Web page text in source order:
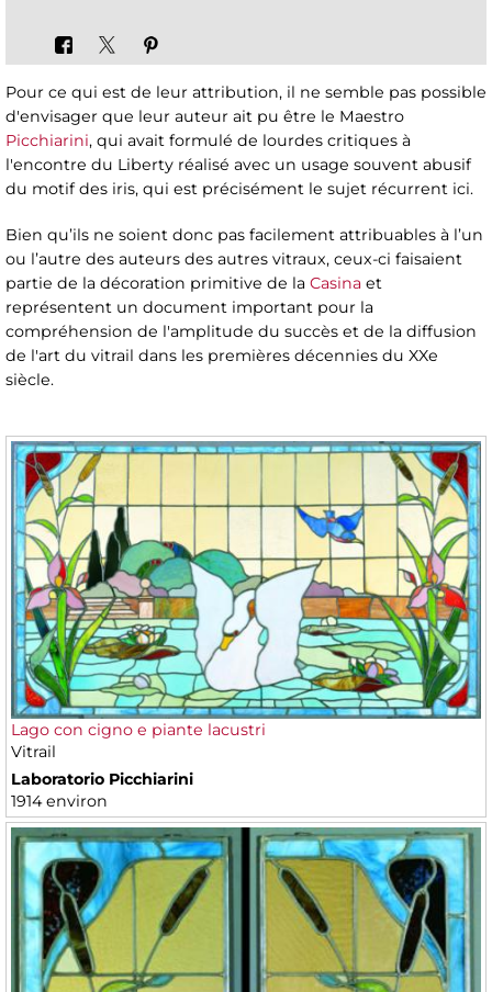
Pour ce qui est de leur attribution, il ne semble pas possible
d'envisager que leur auteur ait pu être le Maestro
Picchiarini, qui avait formulé de lourdes critiques à
l'encontre du Liberty réalisé avec un usage souvent abusif
du motif des iris, qui est précisément le sujet récurrent ici.
Bien qu’ils ne soient donc pas facilement attribuables à l’un
ou l’autre des auteurs des autres vitraux, ceux-ci faisaient
partie de la décoration primitive de la Casina et
représentent un document important pour la
compréhension de l'amplitude du succès et de la diffusion
de l'art du vitrail dans les premières décennies du XXe
siècle.
Lago con cigno e piante lacustri
Vitrail
Laboratorio Picchiarini
1914 environ